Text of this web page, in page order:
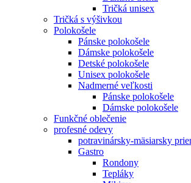
Tričká unisex
Tričká s výšivkou
Polokošele
Pánske polokošele
Dámske polokošele
Detské polokošele
Unisex polokošele
Nadmerné veľkosti
Pánske polokošele
Dámske polokošele
Funkčné oblečenie
profesné odevy
potravinársky-mäsiarsky
Gastro
Rondony
Tepláky